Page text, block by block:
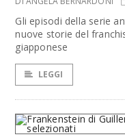
Gli episodi della serie
nuove storie del
giapponese
LEGGI